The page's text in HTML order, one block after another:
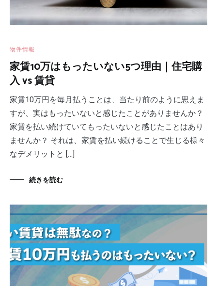
物件情報
家賃10万はもったいない5つ理由｜住宅購
入 vs 賃貸
家賃10万円を毎月払うことは、当たり前のように思えま
すが、実はもったいないと感じたことがありませんか？
家賃を払い続けていてもったいないと感じたことはあり
ませんか？ それは、家賃を払い続けることで生じる様々
なデメリットと […]
続きを読む